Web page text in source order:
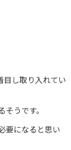
目し取り入れてい
そうです。
要になると思い